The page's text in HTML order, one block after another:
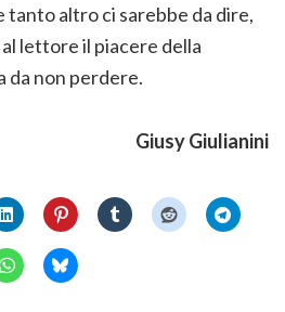
tanto altro ci sarebbe da dire,
lettore il piacere della
da non perdere.
Giusy Giulianini